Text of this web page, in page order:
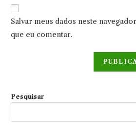
para
comentar
para
comentar
do
seu
site
Salvar meus dados neste
que eu comentar.
Pesquisar